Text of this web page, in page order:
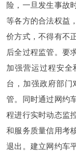
险，一旦发生事故
等各方的合法权益
价方式，不得有不
后全过程监管。要
加强营运过程安全
台，加强政府部门
管。同时通过网约
程进行实时动态监
和服务质量信用考
退出。建立网约车